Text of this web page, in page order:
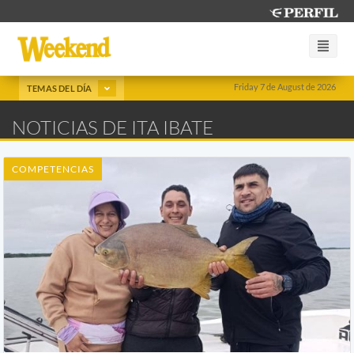
Friday 7 de August de 2026
TEMAS DEL DÍA
NOTICIAS DE ITA IBATE
COMPETENCIAS